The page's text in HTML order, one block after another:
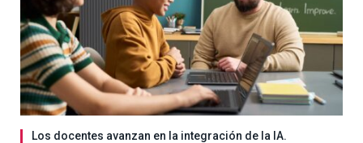
Los docentes avanzan en la integración de la IA.